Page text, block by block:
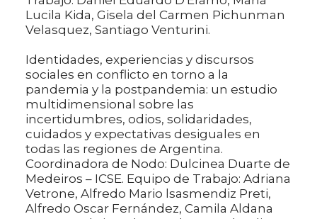
Lucila Kida, Gisela del Carmen Pichunman
Velasquez, Santiago Venturini.
Identidades, experiencias y discursos
sociales en conflicto en torno a la
pandemia y la postpandemia: un estudio
multidimensional sobre las
incertidumbres, odios, solidaridades,
cuidados y expectativas desiguales en
todas las regiones de Argentina.
Coordinadora de Nodo: Dulcinea Duarte de
Medeiros – ICSE. Equipo de Trabajo: Adriana
Vetrone, Alfredo Mario lsasmendiz Preti,
Alfredo Oscar Fernández, Camila Aldana